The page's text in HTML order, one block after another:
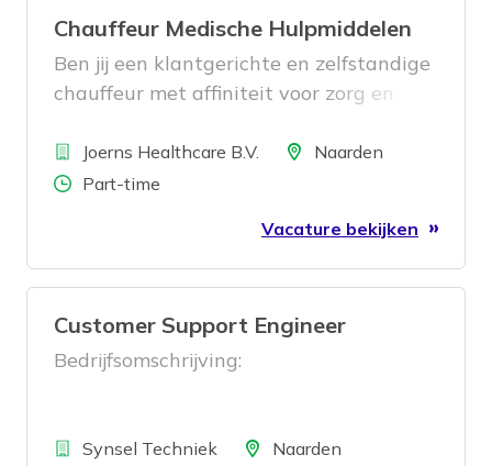
Chauffeur Medische Hulpmiddelen
Ben jij een klantgerichte en zelfstandige
chauffeur met affiniteit voor zorg en
onderweg te zijn, werk je nauwkeurig en
haal je voldoening uit het helpen van
Healthcare op zoek naar jou!
BedrijfJoerns Healthcare B.V. LocatieNaarden
Aantal uren
Part-time
Vacature bekijken
Customer Support Engineer
Bedrijfsomschrijving:
BedrijfSynsel Techniek LocatieNaarden